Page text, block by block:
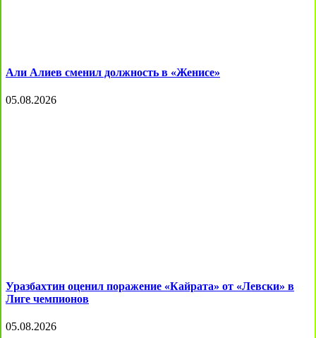
Али Алиев сменил должность в «Женисе»
05.08.2026
Уразбахтин оценил поражение «Кайрата» от «Левски» в
Лиге чемпионов
05.08.2026